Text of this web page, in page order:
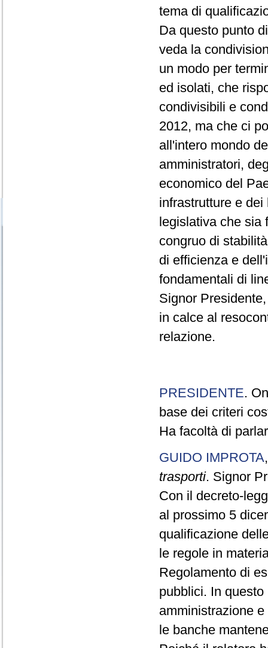
tema di
Da questo punto
veda la
un modo per
ed isolati, che
condivisibili e
2012, ma che ci
all'intero mondo
amministratori,
economico del
infrastrutture e
legislativa che sia
congruo di
di efficienza e
fondamentali di
Signor
in calce al
relazione.
PRESIDENTE.
base dei criteri
Ha facoltà di
GUIDO IMPROTA
trasporti. Signor
Con il decreto-
al prossimo 5
qualificazione
le regole in
Regolamento di
pubblici. In
amministrazione
le banche